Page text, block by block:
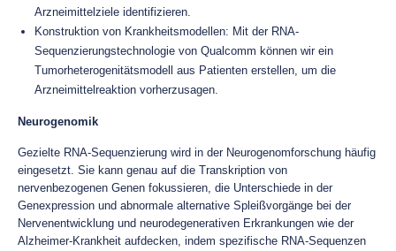
Arzneimittelziele identifizieren.
Konstruktion von Krankheitsmodellen: Mit der RNA-
Sequenzierungstechnologie von Qualcomm können wir ein
Tumorheterogenitätsmodell aus Patienten erstellen, um die
Arzneimittelreaktion vorherzusagen.
Neurogenomik
Gezielte RNA-Sequenzierung wird in der Neurogenomforschung häufig
eingesetzt. Sie kann genau auf die Transkription von
nervenbezogenen Genen fokussieren, die Unterschiede in der
Genexpression und abnormale alternative Spleißvorgänge bei der
Nervenentwicklung und neurodegenerativen Erkrankungen wie der
Alzheimer-Krankheit aufdecken, indem spezifische RNA-Sequenzen